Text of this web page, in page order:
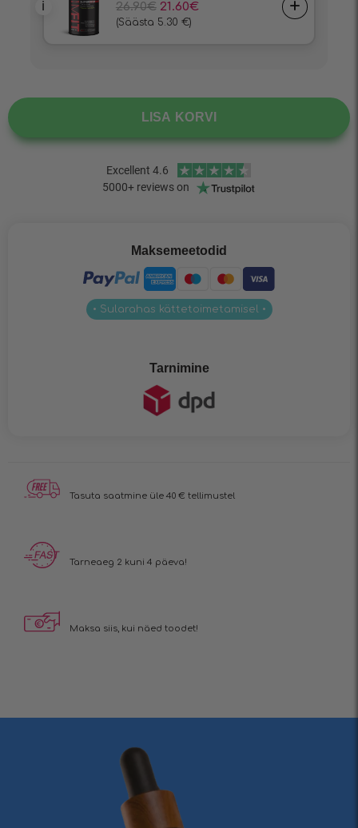
LISA KORVI
Maksemeetodid
• Sularahas kättetoimetamisel •
Tarnimine
Tasuta saatmine üle 40 € tellimustel
Tarneaeg 2 kuni 4 päeva!
Maksa siis, kui näed toodet!